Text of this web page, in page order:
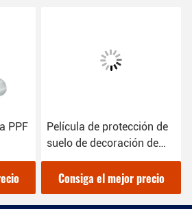
PPF
Película de protección de
suelo de decoración de
PPF preenchufada 550
mmConsiga el mejor precio